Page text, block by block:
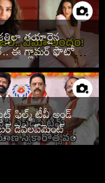
తయారైన
ఈ గ్లామర్ ఫొటోలు
ఫిల్మ్ టీవీ అండ్
డెవలప్‌మెంట్
నూతన కమిటీ